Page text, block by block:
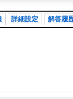
詳細設定 解答履